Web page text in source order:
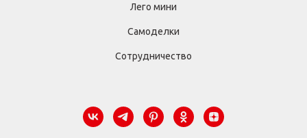
Лего мини
Самоделки
Сотрудничество